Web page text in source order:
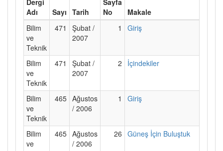
Adı
Sayı Tarih
No
Makale
Bilim
ve
Teknik
471
Şubat /
2007
1 Giriş
Bilim
ve
Teknik
471
Şubat /
2007
2 İçindekiler
Bilim
ve
Teknik
465 Ağustos
/ 2006
1 Giriş
Bilim
ve
465 Ağustos
/ 2006
26 Güneş İçin Buluştuk